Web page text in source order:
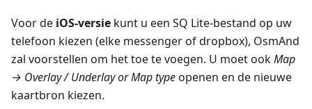
Voor de iOS-versie kunt u een SQ Lite-bestand op uw
telefoon kiezen (elke messenger of dropbox), OsmAnd
zal voorstellen om het toe te voegen. U moet ookMap
→ Overlay / Underlay or Map typeopenen en de nieuwe
kaartbron kiezen.